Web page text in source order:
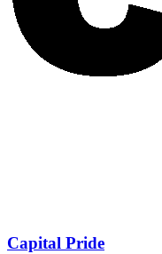
Capital Pride